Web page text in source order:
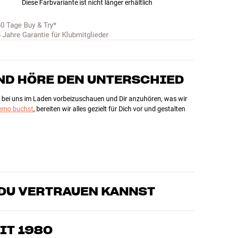
Diese Farbvariante ist nicht länger erhältlich
Tage Buy & Try*
Jahre Garantie für Klubmitglieder
HÖRE DEN UNTERSCHIED
uns im Laden vorbeizuschauen und Dir anzuhören, was wir
buchst, bereiten wir alles gezielt für Dich vor und gestalten
VERTRAUEN KANNST
die unsere Produkte genau kennen und für großartigen
und Deinem Budget passt
1980